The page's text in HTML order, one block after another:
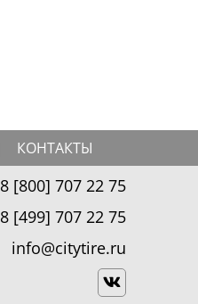
КОНТАКТЫ
8 [800] 707 22 75
8 [499] 707 22 75
info@citytire.ru